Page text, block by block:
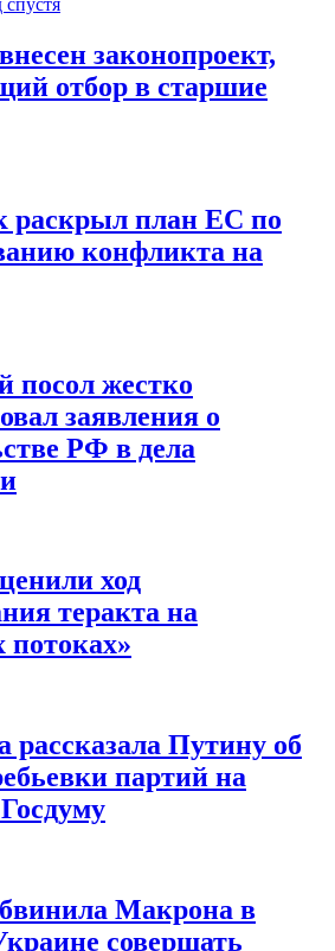
спустя
законопроект,
отбор в старшие
план ЕС по
конфликта на
посол жестко
заявления о
РФ в дела
ход
теракта на
Путину об
партий на
Макрона в
совершать